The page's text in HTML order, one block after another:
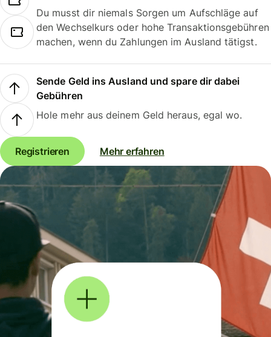
Du musst dir niemals Sorgen um Aufschläge auf
den Wechselkurs oder hohe Transaktionsgebühren
machen, wenn du Zahlungen im Ausland tätigst.
Sende Geld ins Ausland und spare dir dabei
Gebühren
Hole mehr aus deinem Geld heraus, egal wo.
Registrieren Mehr erfahren